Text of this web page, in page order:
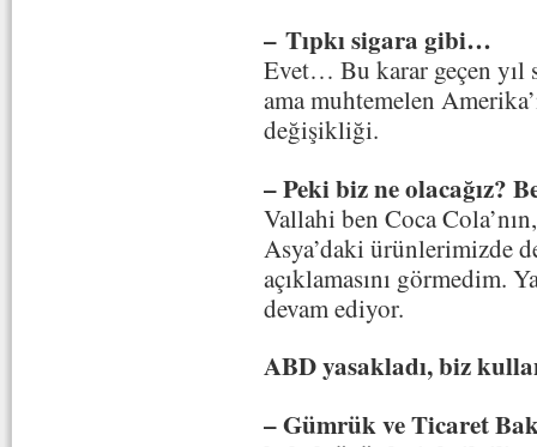
– Tıpkı sigara gibi…
Evet… Bu karar geçen yıl
ama muhtemelen
değişikliği.
– Peki biz ne olacağız?
Vallahi ben Coca
Asya’daki ürünlerimizde
açıklamasını görmedim.
devam ediyor.
ABD yasakladı, biz
– Gümrük ve Ticaret